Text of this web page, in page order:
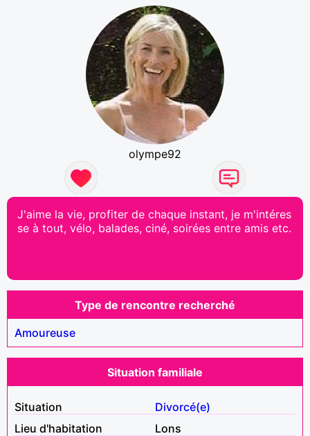
olympe92
J'aime la vie, profiter de chaque instant, je m'intéres
se à tout, vélo, balades, ciné, soirées entre amis etc.
Type de rencontre recherché
Amoureuse
Situation familiale
Situation
Divorcé(e)
Lieu d'habitation
Lons